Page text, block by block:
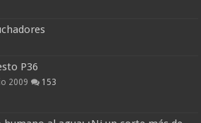
P36
2009 153